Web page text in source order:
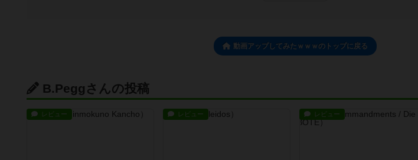
動画アップしてみたｗｗｗのトップに戻る
B.Peggさんの投稿
レビュー レビュー レビュー